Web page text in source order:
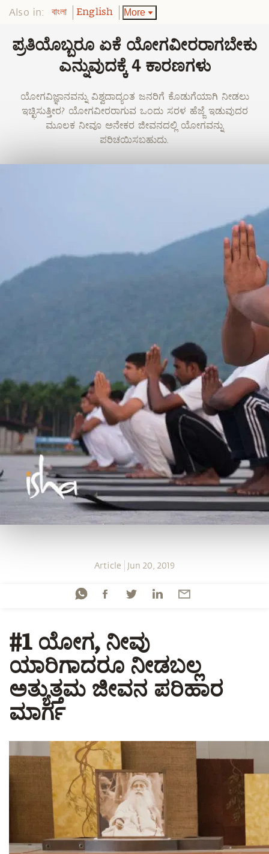
Also in: বাংলা English More
ಪ್ರತಿಯೊಬ್ಬರೂ ಏಕೆ ಯೋಗವೀರರಾಗಬೇಕು
ಎನ್ನುವುದಕ್ಕೆ 4 ಕಾರಣಗಳು
ಯೋಗವಿಜ್ಞಾನವನ್ನು ವಿಶ್ವದಾದ್ಯಂತ ಜನರಿಗೆ ಕೊಡುಗೆಯಾಗಿ ನೀಡಲು
ಇಚ್ಛಿಸುತ್ತೀರ? ಯೋಗವೀರರಾಗುವ ಒಂದು ಸರಳ ಹೆಜ್ಜೆ ಇಡುವುದರ
ಮೂಲಕ ನೀವೂ ಅನೇಕರ ಜೀವನದಲ್ಲಿ ಯೋಗವನ್ನು
ಪರಿಚಯಿಸಬಹುದು.
Article Jun 20, 2019
#1 ಯೋಗ, ನೀವು
ಯಾರಿಗಾದರೂ ನೀಡಬಲ್ಲ
ಅತ್ಯುತ್ತಮ ಜೀವನ ಪರಿಹಾರ
ಮಾರ್ಗ